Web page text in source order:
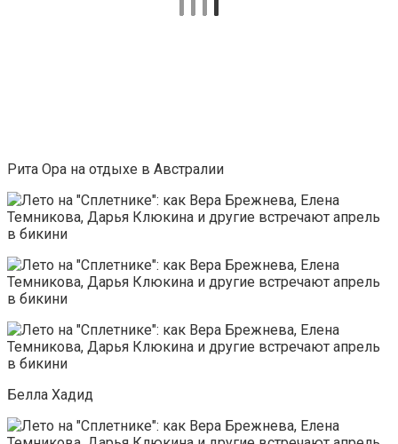
Рита Ора на отдыхе в Австралии
Белла Хадид